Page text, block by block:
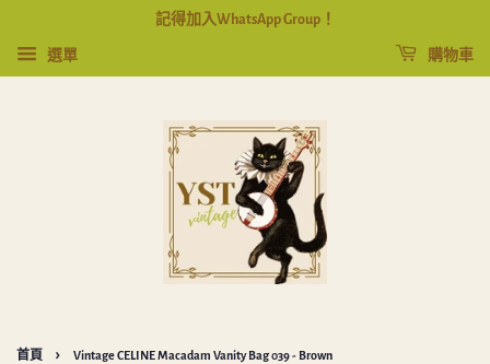
記得加入WhatsApp Group！
選單 購物車
首頁 › Vintage CELINE Macadam Vanity Bag 039 - Brown